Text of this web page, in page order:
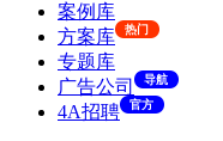
案例库
方案库
热门
专题库
广告公司
导航
4A招聘 官方